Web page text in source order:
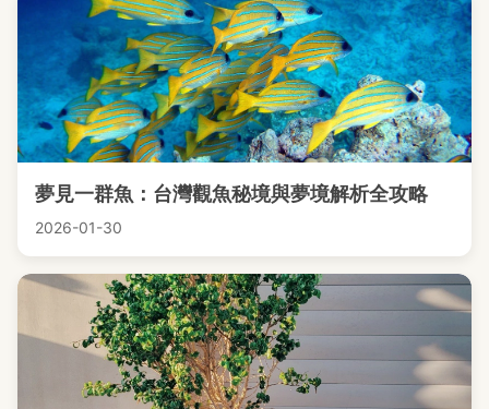
夢見一群魚：台灣觀魚秘境與夢境解析全攻略
2026-01-30